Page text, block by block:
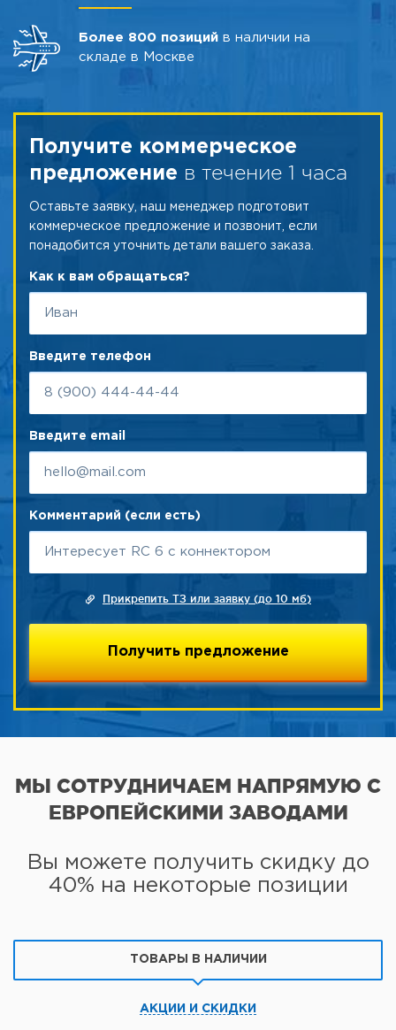
Более 800 позиций в наличии на
складе в Москве
Получите коммерческое
предложение в течение 1 часа
Оставьте заявку, наш менеджер подготовит
коммерческое предложение и позвонит, если
понадобится уточнить детали вашего заказа.
Как к вам обращаться?
Введите телефон
Введите email
Комментарий (если есть)
Прикрепить ТЗ или заявку (до 10 мб)
МЫ СОТРУДНИЧАЕМ НАПРЯМУЮ С
ЕВРОПЕЙСКИМИ ЗАВОДАМИ
Вы можете получить скидку до
40% на некоторые позиции
ТОВАРЫ В НАЛИЧИИ
АКЦИИ И СКИДКИ